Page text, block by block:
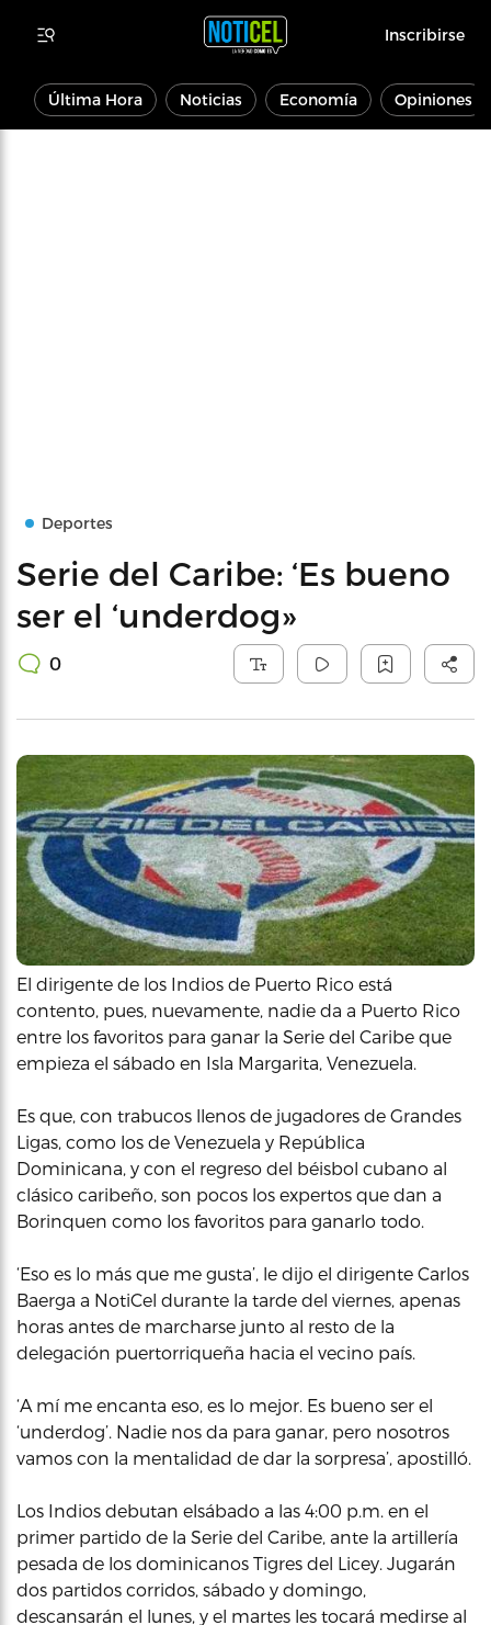
Inscribirse
Última Hora Noticias Economía Opiniones
Deportes
Serie del Caribe: ‘Es bueno
ser el ‘underdog»
0
El dirigente de los Indios de Puerto Rico está
contento, pues, nuevamente, nadie da a Puerto Rico
entre los favoritos para ganar la Serie del Caribe que
empieza el sábado en Isla Margarita, Venezuela.
Es que, con trabucos llenos de jugadores de Grandes
Ligas, como los de Venezuela y República
Dominicana, y con el regreso del béisbol cubano al
clásico caribeño, son pocos los expertos que dan a
Borinquen como los favoritos para ganarlo todo.
‘Eso es lo más que me gusta’, le dijo el dirigente Carlos
Baerga a NotiCel durante la tarde del viernes, apenas
horas antes de marcharse junto al resto de la
delegación puertorriqueña hacia el vecino país.
‘A mí me encanta eso, es lo mejor. Es bueno ser el
‘underdog’. Nadie nos da para ganar, pero nosotros
vamos con la mentalidad de dar la sorpresa’, apostilló.
Los Indios debutan elsábado a las 4:00 p.m. en el
primer partido de la Serie del Caribe, ante la artillería
pesada de los dominicanos Tigres del Licey. Jugarán
dos partidos corridos, sábado y domingo,
descansarán el lunes, y el martes les tocará medirse al